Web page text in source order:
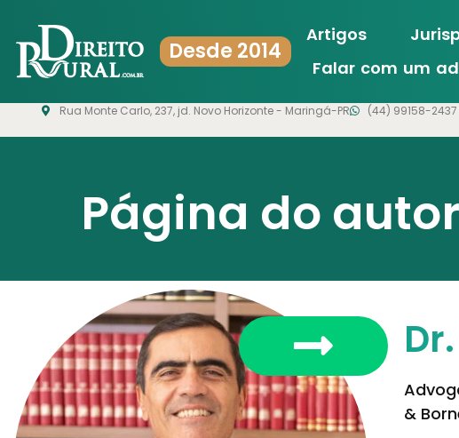
Desde 2014
Artigos
Falar com um
Rua Monte Carlo, 237, jd. Novo Horizonte - Maringá-PR (44) 99158-2437
Página do
&